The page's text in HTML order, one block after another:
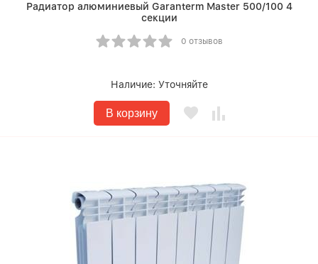
Радиатор алюминиевый Garanterm Master 500/100 4
секции
0 отзывов
Наличие: Уточняйте
В корзину